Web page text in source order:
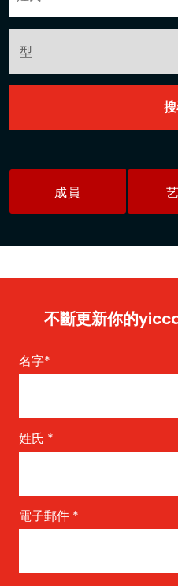
成員
不斷更新你的
名字*
姓氏 *
電子郵件 *